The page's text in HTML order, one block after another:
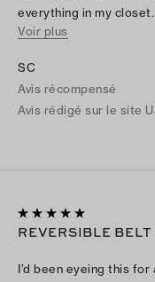
everything in my
jeans and a tucked in
dresses, and skirts
worn it to brunch, work,
while traveling, and it
together when I add
and it still looks brand
over and over again, I
Voir plus
SC
Avis récompensé
Avis rédigé sur le site
REVERSIBLE BELT
I’d been eyeing this